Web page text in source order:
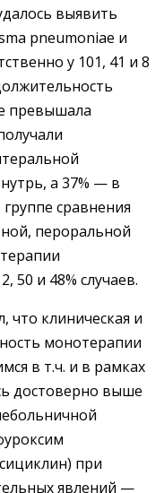
выявить
pneumoniae и
у 101, 41 и 8
превышала
а 37% — в
сравнения
пероральной
50 и 48% случаев.
что клиническая и
монотерапии
в т.ч. и в рамках
достоверно выше
при
явлений —